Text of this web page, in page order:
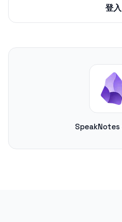
登入
SpeakNotes